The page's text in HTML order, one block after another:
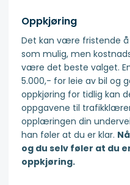
Oppkjøring
Det kan være fristende å
som mulig, men
være det beste valget.
5.000,- for leie av bil og
oppkjøring for tidlig kan
oppgavene til
opplæringen din
han føler at du er klar.
og du selv føler at du
oppkjøring.